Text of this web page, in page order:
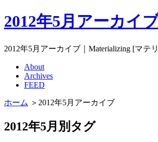
2012年5月アーカイ
2012年5月アーカイブ｜Materializing [マテ
About
Archives
FEED
ホーム ＞2012年5月アーカイブ
2012年5月別タグ